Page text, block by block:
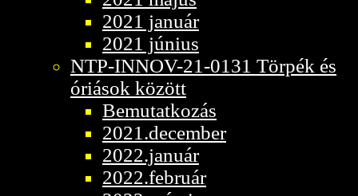
2021 január
2021 június
NTP-INNOV-21-0131 Törpék és
óriások között
Bemutatkozás
2021.december
2022.január
2022.február